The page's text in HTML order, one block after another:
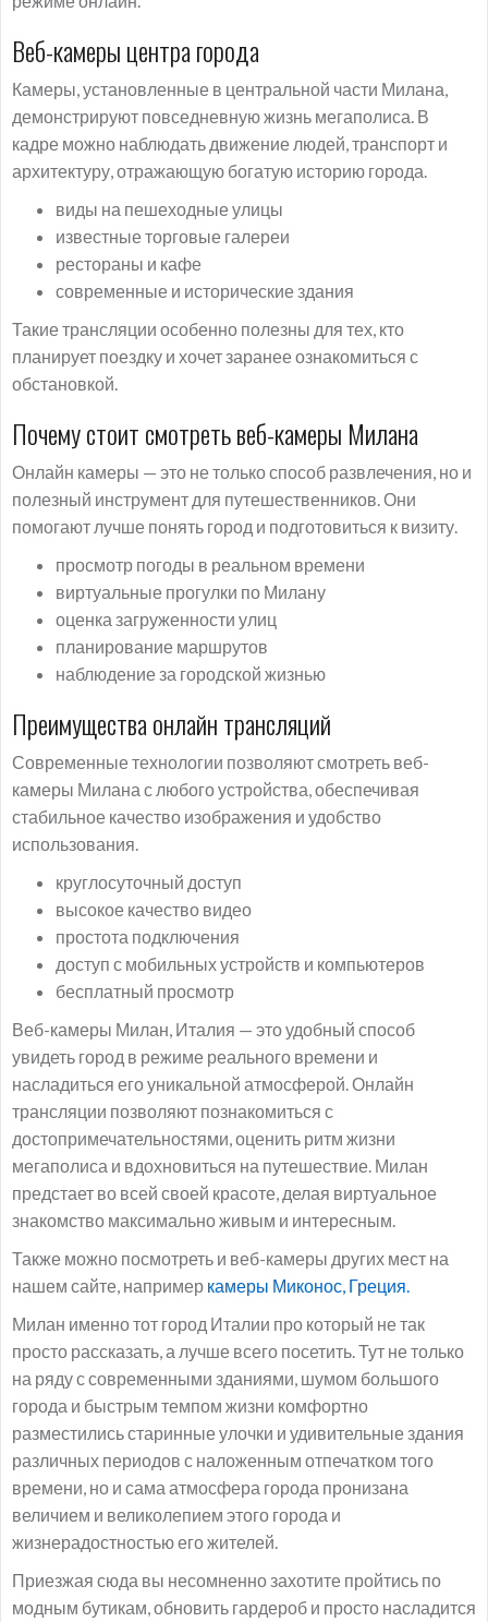
Веб-камеры центра города
Камеры, установленные в центральной части Милана,
демонстрируют повседневную жизнь мегаполиса. В
кадре можно наблюдать движение людей, транспорт и
архитектуру, отражающую богатую историю города.
виды на пешеходные улицы
известные торговые галереи
рестораны и кафе
современные и исторические здания
Такие трансляции особенно полезны для тех, кто
планирует поездку и хочет заранее ознакомиться с
обстановкой.
Почему стоит смотреть веб-камеры Милана
Онлайн камеры — это не только способ развлечения, но и
полезный инструмент для путешественников. Они
помогают лучше понять город и подготовиться к визиту.
просмотр погоды в реальном времени
виртуальные прогулки по Милану
оценка загруженности улиц
планирование маршрутов
наблюдение за городской жизнью
Преимущества онлайн трансляций
Современные технологии позволяют смотреть веб-
камеры Милана с любого устройства, обеспечивая
стабильное качество изображения и удобство
использования.
круглосуточный доступ
высокое качество видео
простота подключения
доступ с мобильных устройств и компьютеров
бесплатный просмотр
Веб-камеры Милан, Италия — это удобный способ
увидеть город в режиме реального времени и
насладиться его уникальной атмосферой. Онлайн
трансляции позволяют познакомиться с
достопримечательностями, оценить ритм жизни
мегаполиса и вдохновиться на путешествие. Милан
предстает во всей своей красоте, делая виртуальное
знакомство максимально живым и интересным.
Также можно посмотреть и веб-камеры других мест на
нашем сайте, например камеры Миконос, Греция.
Милан именно тот город Италии про который не так
просто рассказать, а лучше всего посетить. Тут не только
на ряду с современными зданиями, шумом большого
города и быстрым темпом жизни комфортно
разместились старинные улочки и удивительные здания
различных периодов с наложенным отпечатком того
времени, но и сама атмосфера города пронизана
величием и великолепием этого города и
жизнерадостностью его жителей.
Приезжая сюда вы несомненно захотите пройтись по
модным бутикам, обновить гардероб и просто насладится